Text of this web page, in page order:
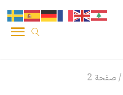
/صفحة 2